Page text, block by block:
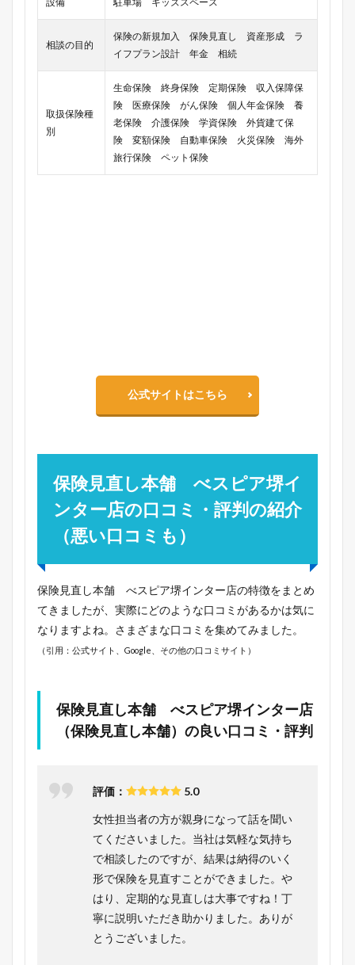
相談の目的
保険の新規加入 保険見直し 資産形成 ラ
イフプラン設計 年金 相続
取扱保険種
別
生命保険 終身保険 定期保険 収入保障保
険 医療保険 がん保険 個人年金保険 養
老保険 介護保険 学資保険 外貨建て保
険 変額保険 自動車保険 火災保険 海外
旅行保険 ペット保険
公式サイトはこちら
保険見直し本舗 べスピア堺イ
ンター店の口コミ・評判の紹介
（悪い口コミも）
保険見直し本舗 べスピア堺インター店の特徴をまとめ
てきましたが、実際にどのような口コミがあるかは気に
なりますよね。さまざまな口コミを集めてみました。
（引用：公式サイト、Google、その他の口コミサイト）
保険見直し本舗 べスピア堺インター店
（保険見直し本舗）の良い口コミ・評判
評価： 5.0
女性担当者の方が親身になって話を聞い
てくださいました。当社は気軽な気持ち
で相談したのですが、結果は納得のいく
形で保険を見直すことができました。や
はり、定期的な見直しは大事ですね！丁
寧に説明いただき助かりました。ありが
とうございました。